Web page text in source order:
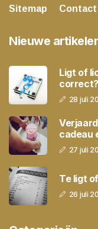
Sitemap
Contact
Nieuwe
Ligt of
correct?
28 juli
cadeau
27 juli
Te ligt
26 juli